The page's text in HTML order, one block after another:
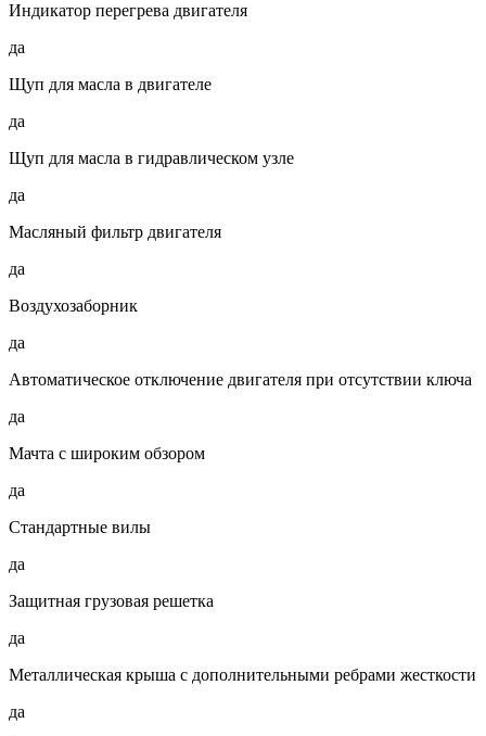
Индикатор перегрева двигателя
да
Щуп для масла в двигателе
да
Щуп для масла в гидравлическом узле
да
Масляный фильтр двигателя
да
Воздухозаборник
да
Автоматическое отключение двигателя при отсутствии ключа
да
Мачта с широким обзором
да
Стандартные вилы
да
Защитная грузовая решетка
да
Металлическая крыша с дополнительными ребрами жесткости
да